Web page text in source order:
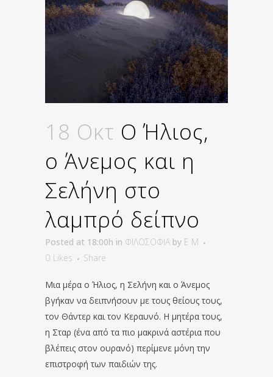
18 Οκτ Ο Ήλιος,
ο Άνεμος και η
Σελήνη στο
λαμπρό δείπνο
Posted at 18:00h in ΦΙΛΟΣΟΦΙΑ by E M
0 Likes Share
Μια μέρα ο Ήλιος, η Σελήνη και ο Άνεμος
βγήκαν να δειπνήσουν με τους θείους τους,
τον Θάντερ και τον Κεραυνό. Η μητέρα τους,
η Σταρ (ένα από τα πιο μακρινά αστέρια που
βλέπεις στον ουρανό) περίμενε μόνη την
επιστροφή των παιδιών της.